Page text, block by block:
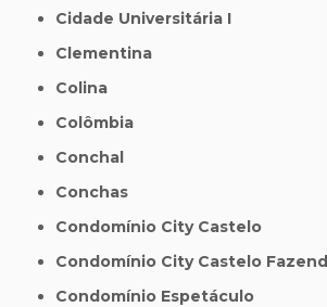
Cidade Universitária I
Clementina
Colina
Colômbia
Conchal
Conchas
Condomínio City Castelo
Condomínio City Castelo
Condomínio Espetáculo